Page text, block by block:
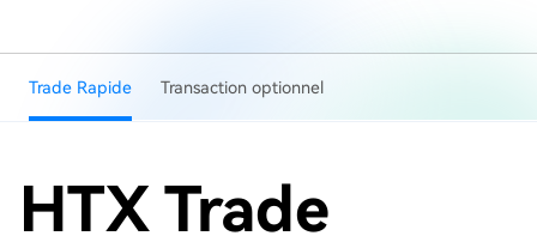
Trade Rapide Transaction optionnel
HTX Trade